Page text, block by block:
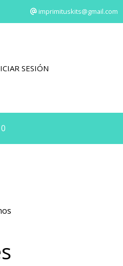
imprimituskits@gmail.com
SESIÓN
0